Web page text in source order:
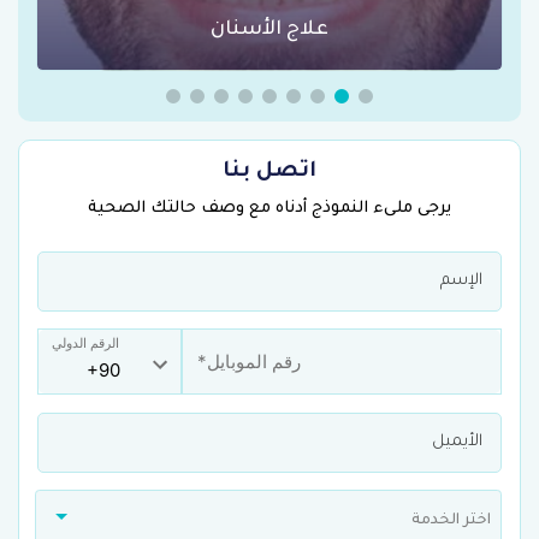
عمليات السمنة في تركيا
اتصل بنا
يرجى ملىء النموذج أدناه مع وصف حالتك الصحية
الرقم الدولي
اختر الخدمة